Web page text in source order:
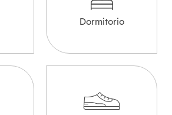
Dormitorio